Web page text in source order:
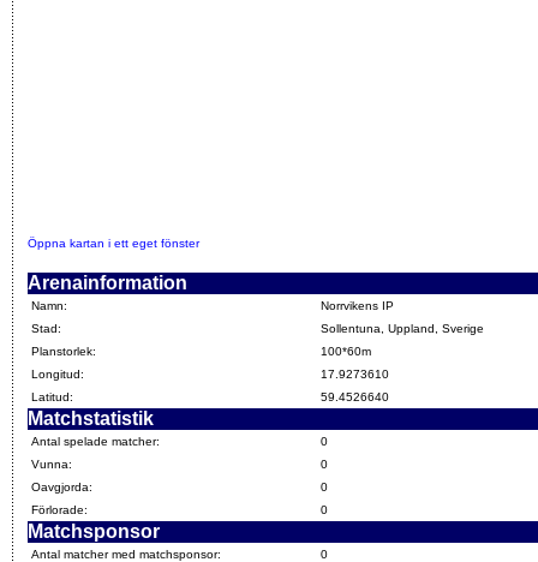
Öppna kartan i ett eget fönster
Arenainformation
Namn:
Norrvikens IP
Stad:
Sollentuna, Uppland, Sverige
Planstorlek:
100*60m
Longitud:
17.9273610
Latitud:
59.4526640
Matchstatistik
Antal spelade matcher:
0
Vunna:
0
Oavgjorda:
0
Förlorade:
0
Matchsponsor
Antal matcher med matchsponsor: 0